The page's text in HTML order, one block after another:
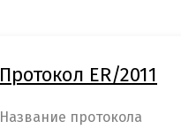
Протокол ER/2011
Название протокола